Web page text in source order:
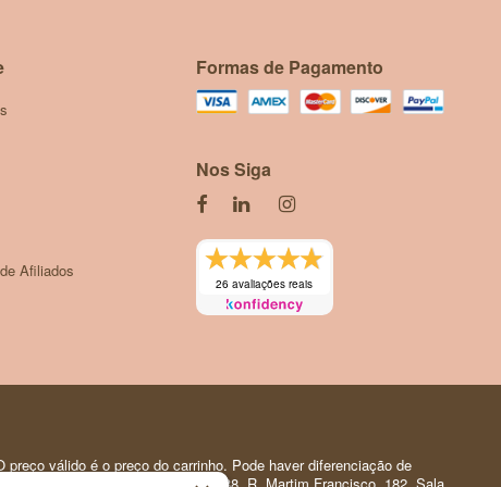
Afiliados
Formas de Pagamento
Nos Siga
26 avaliações reais
válido é o preço do carrinho. Pode haver diferenciação de